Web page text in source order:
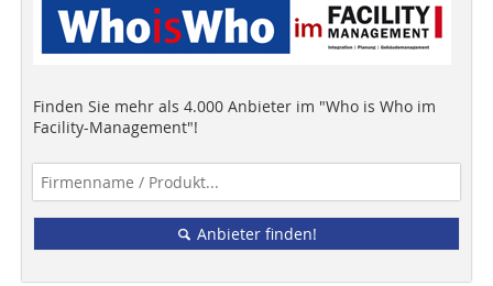
Finden Sie mehr als 4.000 Anbieter im "Who is Who im
Facility-Management"!
Anbieter finden!